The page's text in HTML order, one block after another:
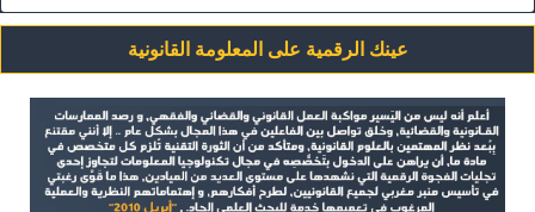
عينك الرقمية على المعلومة القانونية